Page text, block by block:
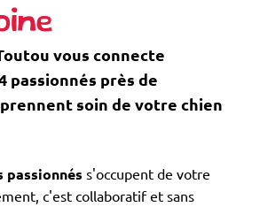
vous connecte
passionnés près de
soin de votre chien
passionnés s'occupent de votre
c'est collaboratif et sans